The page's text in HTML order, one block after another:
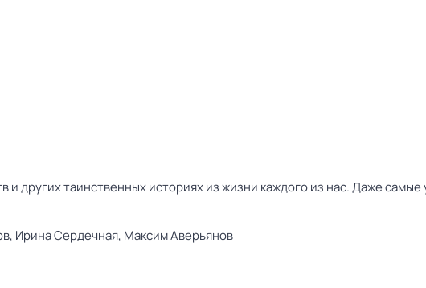
и других таинственных историях из жизни каждого из нас. Даже
Ирина Сердечная, Максим Аверьянов